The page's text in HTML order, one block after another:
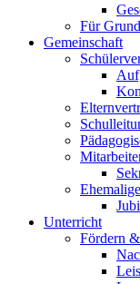
Für
Gemeinschaft
Ehemalige
Unterricht
Fördern